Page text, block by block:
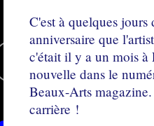
C'est à quelques jours
anniversaire que
c'était il y a un mois à
nouvelle dans le
Beaux-Arts
carrière !